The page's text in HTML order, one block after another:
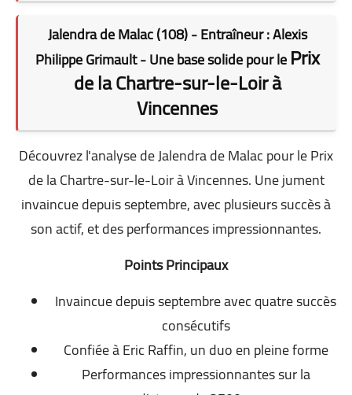
Jalendra de Malac (108) - Entraîneur : Alexis
Philippe Grimault - Une base solide pour lePrix
de la Chartre-sur-le-Loir à
Vincennes
Découvrez l'analyse de Jalendra de Malac pour le Prix
de la Chartre-sur-le-Loir à Vincennes. Une jument
invaincue depuis septembre, avec plusieurs succès à
son actif, et des performances impressionnantes.
Points Principaux
Invaincue depuis septembre avec quatre succès
consécutifs
Confiée à Eric Raffin, un duo en pleine forme
Performances impressionnantes sur la